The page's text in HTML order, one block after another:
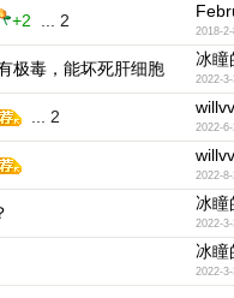
+2 2
2018-2-
极毒，能坏死肝细胞 冰瞳
2022-
2
2022-
2022-
冰瞳
2022-
冰瞳
2022-